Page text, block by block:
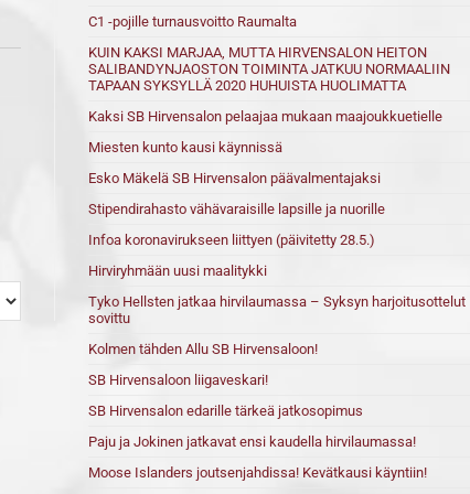
C1 -pojille turnausvoitto Raumalta
KUIN KAKSI MARJAA, MUTTA HIRVENSALON HEITON
SALIBANDYNJAOSTON TOIMINTA JATKUU NORMAALIIN
TAPAAN SYKSYLLÄ 2020 HUHUISTA HUOLIMATTA
Kaksi SB Hirvensalon pelaajaa mukaan maajoukkuetielle
Miesten kunto kausi käynnissä
Esko Mäkelä SB Hirvensalon päävalmentajaksi
Stipendirahasto vähävaraisille lapsille ja nuorille
Infoa koronavirukseen liittyen (päivitetty 28.5.)
Hirviryhmään uusi maalitykki
Tyko Hellsten jatkaa hirvilaumassa – Syksyn harjoitusottelut
sovittu
Kolmen tähden Allu SB Hirvensaloon!
SB Hirvensaloon liigaveskari!
SB Hirvensalon edarille tärkeä jatkosopimus
Paju ja Jokinen jatkavat ensi kaudella hirvilaumassa!
Moose Islanders joutsenjahdissa! Kevätkausi käyntiin!